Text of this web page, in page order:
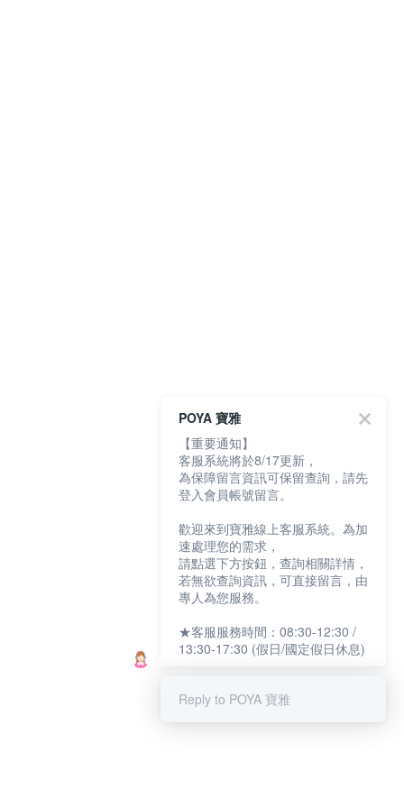
POYA 寶雅
【重要通知】
客服系統將於8/17更新，
為保障留言資訊可保留查詢，請先
登入會員帳號留言。
歡迎來到寶雅線上客服系統。為加
速處理您的需求，
請點選下方按鈕，查詢相關詳情，
若無欲查詢資訊，可直接留言，由
專人為您服務。
★客服服務時間：08:30-12:30 /
13:30-17:30 (假日/國定假日休息)
Reply to POYA 寶雅